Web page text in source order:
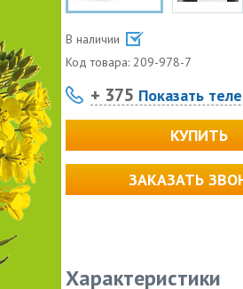
В наличии
Код товара: 209-978-7
+ 375 Показать
КУПИТЬ
ЗАКАЗАТЬ
Характеристики